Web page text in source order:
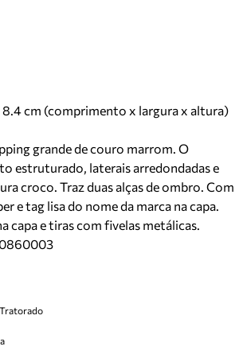
8.4 cm (comprimento x largura x altura)
grande de couro marrom. O
estruturado, laterais arredondadas e
croco. Traz duas alças de ombro. Com
e tag lisa do nome da marca na capa.
capa e tiras com fivelas metálicas.